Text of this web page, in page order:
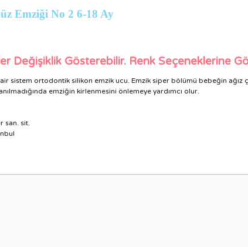
Emziği No 2 6-18 Ay
Değişiklik Gösterebilir. Renk Seçeneklerine
sistem ortodontik silikon emzik ucu. Emzik siper bölümü bebeğin ağız
emziğin kirlenmesini önlemeye yardımcı olur.
san. sit.